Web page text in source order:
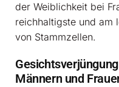
der Weiblichkeit bei
reichhaltigste und am
von Stammzellen.
Männern und